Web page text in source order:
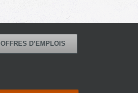
OFFRES D’EMPLOIS